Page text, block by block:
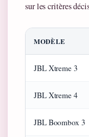
sur les critères
MODÈLE
JBL Xtreme 3
JBL Xtreme 4
JBL Boombox 3